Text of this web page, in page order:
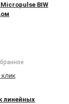
BIW
клик
линейных